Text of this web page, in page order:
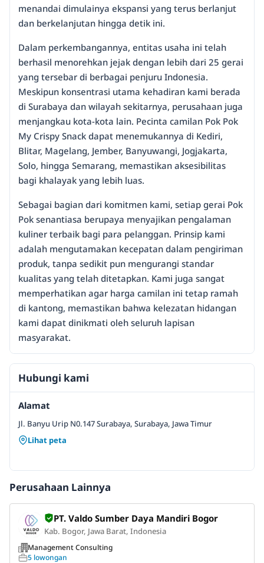
menandai dimulainya ekspansi yang terus berlanjut
dan berkelanjutan hingga detik ini.
Dalam perkembangannya, entitas usaha ini telah
berhasil menorehkan jejak dengan lebih dari 25 gerai
yang tersebar di berbagai penjuru Indonesia.
Meskipun konsentrasi utama kehadiran kami berada
di Surabaya dan wilayah sekitarnya, perusahaan juga
menjangkau kota-kota lain. Pecinta camilan Pok Pok
My Crispy Snack dapat menemukannya di Kediri,
Blitar, Magelang, Jember, Banyuwangi, Jogjakarta,
Solo, hingga Semarang, memastikan aksesibilitas
bagi khalayak yang lebih luas.
Sebagai bagian dari komitmen kami, setiap gerai Pok
Pok senantiasa berupaya menyajikan pengalaman
kuliner terbaik bagi para pelanggan. Prinsip kami
adalah mengutamakan kecepatan dalam pengiriman
produk, tanpa sedikit pun mengurangi standar
kualitas yang telah ditetapkan. Kami juga sangat
memperhatikan agar harga camilan ini tetap ramah
di kantong, memastikan bahwa kelezatan hidangan
kami dapat dinikmati oleh seluruh lapisan
masyarakat.
Hubungi kami
Alamat
Jl. Banyu Urip N0.147 Surabaya, Surabaya, Jawa Timur
Lihat peta
Perusahaan Lainnya
PT. Valdo Sumber Daya Mandiri Bogor
Kab. Bogor, Jawa Barat, Indonesia
Management Consulting
5 lowongan